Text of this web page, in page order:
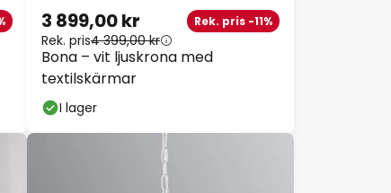
Bona – vit ljuskrona med
textilskärmar
3 899,00 kr Rek. pris -11%
Rek. pris4 399,00 kr
I lager